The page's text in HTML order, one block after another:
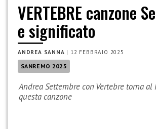
VERTEBRE canzone
e significato
ANDREA SANNA | 12 FEBBRAIO 2025
SANREMO 2025
Andrea Settembre con Vertebre torna
questa canzone